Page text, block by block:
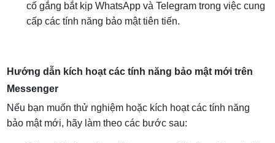
cố gắng bắt kịp WhatsApp và Telegram trong việc cung
cấp các tính năng bảo mật tiên tiến.
Hướng dẫn kích hoạt các tính năng bảo mật mới trên
Messenger
Nếu bạn muốn thử nghiệm hoặc kích hoạt các tính năng
bảo mật mới, hãy làm theo các bước sau: